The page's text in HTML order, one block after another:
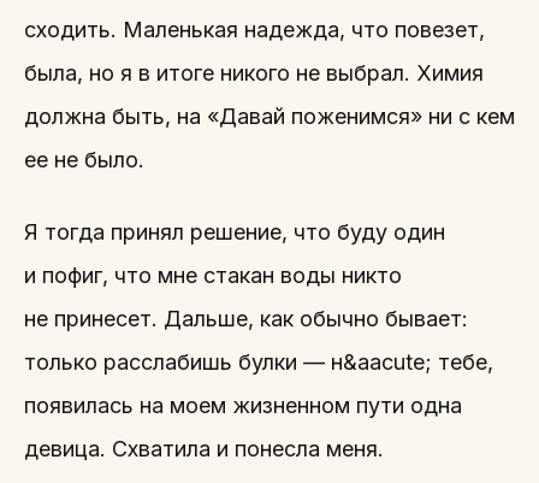
сходить. Маленькая надежда, что повезет,
была, но я в итоге никого не выбрал. Химия
должна быть, на «Давай поженимся» ни с кем
ее не было.
Я тогда принял решение, что буду один
и пофиг, что мне стакан воды никто
не принесет. Дальше, как обычно бывает:
только расслабишь булки — н&aacute; тебе,
появилась на моем жизненном пути одна
девица. Схватила и понесла меня.